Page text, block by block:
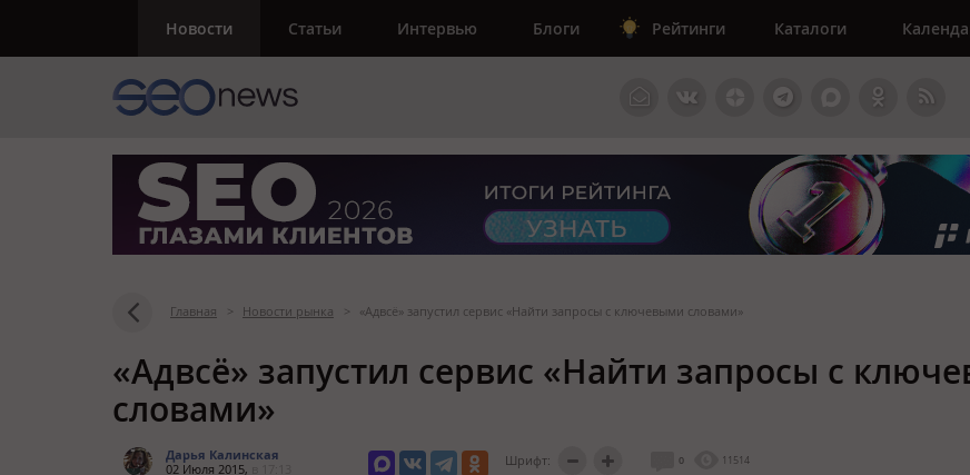
Новости Статьи Интервью Блоги Рейтинги Каталоги
Главная > Новости рынка > «Адвсё» запустил сервис «Найти запросы с ключевыми словами»
«Адвсё» запустил сервис «Найти запросы с
словами»
Дарья Калинская
02 Июля 2015,
Шрифт: 0 11514